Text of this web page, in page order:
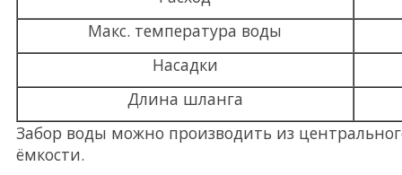
Макс. температура воды
Насадки
Длина шланга
Забор воды можно производить из
ёмкости.